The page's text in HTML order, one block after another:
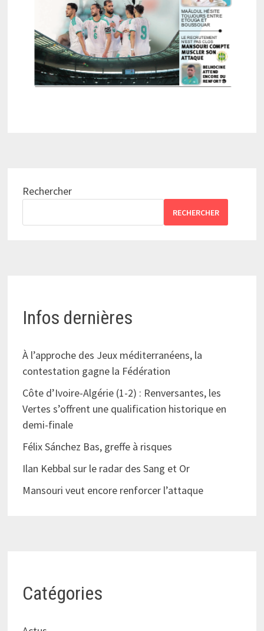
Rechercher
RECHERCHER
Infos dernières
À l’approche des Jeux méditerranéens, la
contestation gagne la Fédération
Côte d’Ivoire-Algérie (1-2) : Renversantes, les
Vertes s’offrent une qualification historique en
demi-finale
Félix Sánchez Bas, greffe à risques
Ilan Kebbal sur le radar des Sang et Or
Mansouri veut encore renforcer l’attaque
Catégories